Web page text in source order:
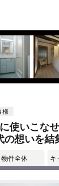
様
使いこな
の想いを結
物件全体 キ